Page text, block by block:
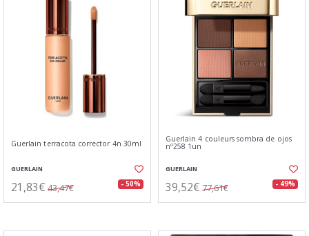
Guerlain terracota corrector 4n 30ml
GUERLAIN
21,83€ 43,47€ - 50%
Guerlain 4 couleurs sombra de ojos
nº258 1un
GUERLAIN
39,52€ 77,61€ - 49%